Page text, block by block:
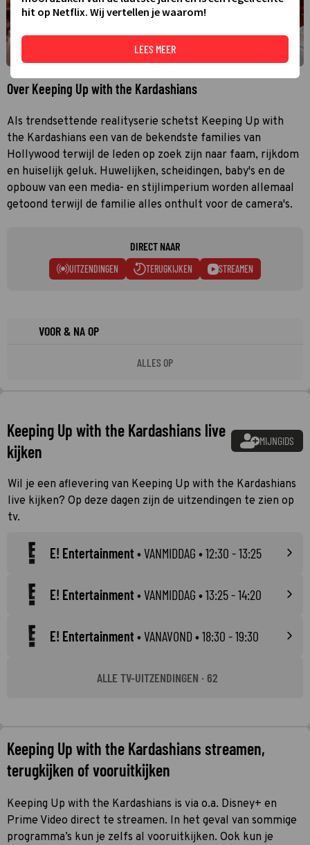
Over Keeping Up with the Kardashians
Als trendsettende realityserie schetst Keeping Up with
the Kardashians een van de bekendste families van
Hollywood terwijl de leden op zoek zijn naar faam, rijkdom
en huiselijk geluk. Huwelijken, scheidingen, baby's en de
opbouw van een media- en stijlimperium worden allemaal
getoond terwijl de familie alles onthult voor de camera's.
DIRECT NAAR
UITZENDINGEN TERUGKIJKEN STREAMEN
VOOR & NA OP
ALLES OP
Keeping Up with the Kardashians live
kijken
MIJNGIDS
Wil je een aflevering van Keeping Up with the Kardashians
live kijken? Op deze dagen zijn de uitzendingen te zien op
tv.
E! Entertainment•VANMIDDAG • 12:30 - 13:25
E! Entertainment•VANMIDDAG • 13:25 - 14:20
E! Entertainment•VANAVOND • 18:30 - 19:30
ALLE TV-UITZENDINGEN · 62
Keeping Up with the Kardashians streamen,
terugkijken of vooruitkijken
Keeping Up with the Kardashians is via o.a. Disney+ en
Prime Video direct te streamen. In het geval van sommige
programma’s kun je zelfs al vooruitkijken. Ook kun je
hit op Netflix. Wij vertellen je waarom!
LEES MEER